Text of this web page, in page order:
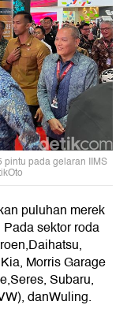
pintu pada gelaran IIMS
puluhan merek
sektor roda
Morris Garage
Subaru,
danWuling.